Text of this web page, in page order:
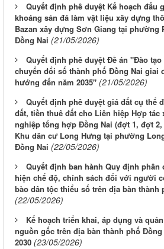
Quyết định phê duyệt Kế hoạch đấu
khoáng sản đá làm vật liệu xây dựng
Bazan xây dựng Sơn Giang tại
Đồng Nai (21/05/2026)
Quyết định phê duyệt Đề án "Đào
chuyển đổi số thành phố Đồng Nai giai
hướng đến năm 2035" (21/05/2026)
Quyết định phê duyệt giá đất cụ thể
đất, tiền thuê đất cho Liên hiệp Hợp tác
nghiệp tổng hợp Đồng Nai (đợt 1, đợt
Khu dân cư Long Hưng tại phường
Đồng Nai (22/05/2026)
Quyết định ban hành Quy định phân
hiện chế độ, chính sách đối với người
bào dân tộc thiểu số trên địa bàn thành
(22/05/2026)
Kế hoạch triển khai, áp dụng và
nguồn gốc trên địa bàn thành phố Đồng
2030 (23/05/2026)